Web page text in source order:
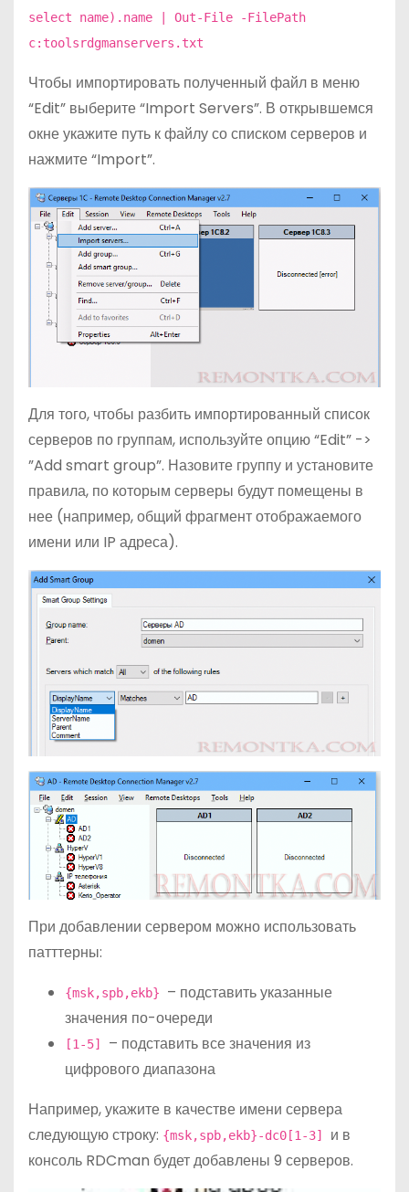
select name).name | Out-File -FilePath
c:toolsrdgmanservers.txt
Чтобы импортировать полученный файл в меню
“Edit” выберите “Import Servers”. В открывшемся
окне укажите путь к файлу со списком серверов и
нажмите “Import”.
Для того, чтобы разбить импортированный список
серверов по группам, используйте опцию “Edit” ->
”Add smart group”. Назовите группу и установите
правила, по которым серверы будут помещены в
нее (например, общий фрагмент отображаемого
имени или IP адреса).
При добавлении сервером можно использовать
патттерны:
{msk,spb,ekb} – подставить указанные
значения по-очереди
[1-5] – подставить все значения из
цифрового диапазона
Например, укажите в качестве имени сервера
следующую строку: {msk,spb,ekb}-dc0[1-3] и в
консоль RDCman будет добавлены 9 серверов.